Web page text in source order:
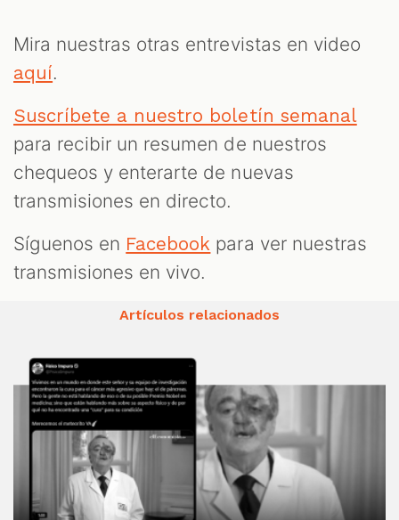
Mira nuestras otras entrevistas en video
aquí.
Suscríbete a nuestro boletín semanal
para recibir un resumen de nuestros
chequeos y enterarte de nuevas
transmisiones en directo.
Síguenos en Facebook para ver nuestras
transmisiones en vivo.
Artículos relacionados